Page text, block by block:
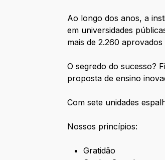
Ao longo dos anos, a
em universidades
mais de 2.260
O segredo do sucesso?
proposta de ensino
Com sete unidades
Nossos princípios:
Gratidão